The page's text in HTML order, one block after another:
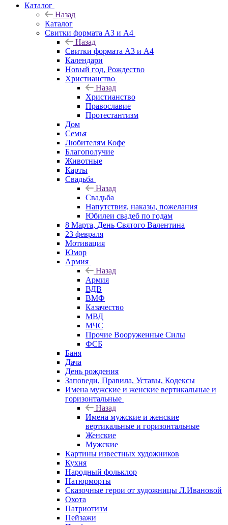
Каталог
Назад
Каталог
Свитки формата А3 и А4
Назад
Свитки формата А3 и А4
Календари
Новый год, Рождество
Христианство
Назад
Христианство
Православие
Протестантизм
Дом
Семья
Любителям Кофе
Благополучие
Животные
Карты
Свадьба
Назад
Свадьба
Напутствия, наказы, пожелания
Юбилеи свадеб по годам
8 Марта, День Святого Валентина
23 февраля
Мотивация
Юмор
Армия
Назад
Армия
ВДВ
ВМФ
Казачество
МВД
МЧС
Прочие Вооруженные Силы
ФСБ
Баня
Дача
День рождения
Заповеди, Правила, Уставы, Кодексы
Имена мужские и женские вертикальные и
горизонтальные
Назад
Имена мужские и женские
вертикальные и горизонтальные
Женские
Мужские
Картины известных художников
Кухня
Народный фольклор
Натюрморты
Сказочные герои от художницы Л.Ивановой
Охота
Патриотизм
Пейзажи